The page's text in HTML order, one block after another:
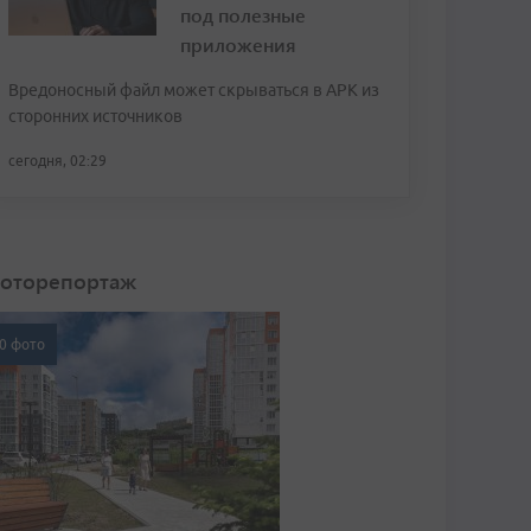
под полезные
приложения
Вредоносный файл может скрываться в APK из
сторонних источников
сегодня, 02:29
фото